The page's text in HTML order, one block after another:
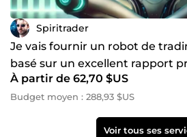
Spiritrader
Je vais fournir un robot de
basé sur un excellent rapport
À partir de 62,70 $US
Budget moyen : 288,93 $US
Voir tous ses